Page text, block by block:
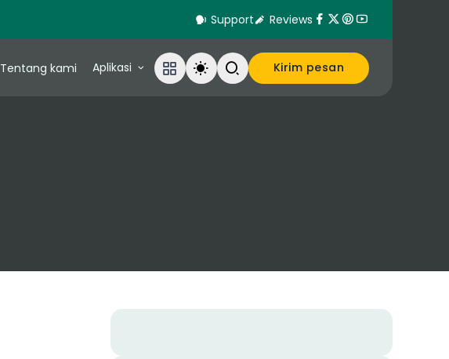
Support Reviews
Tentang kami Aplikasi Kirim pesan